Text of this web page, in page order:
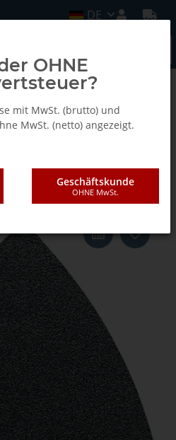
DE
Kantenlänge
OHNE
mit MwSt. (brutto) und
MwSt. (netto) angezeigt.
Geschäftskunde
OHNE MwSt.